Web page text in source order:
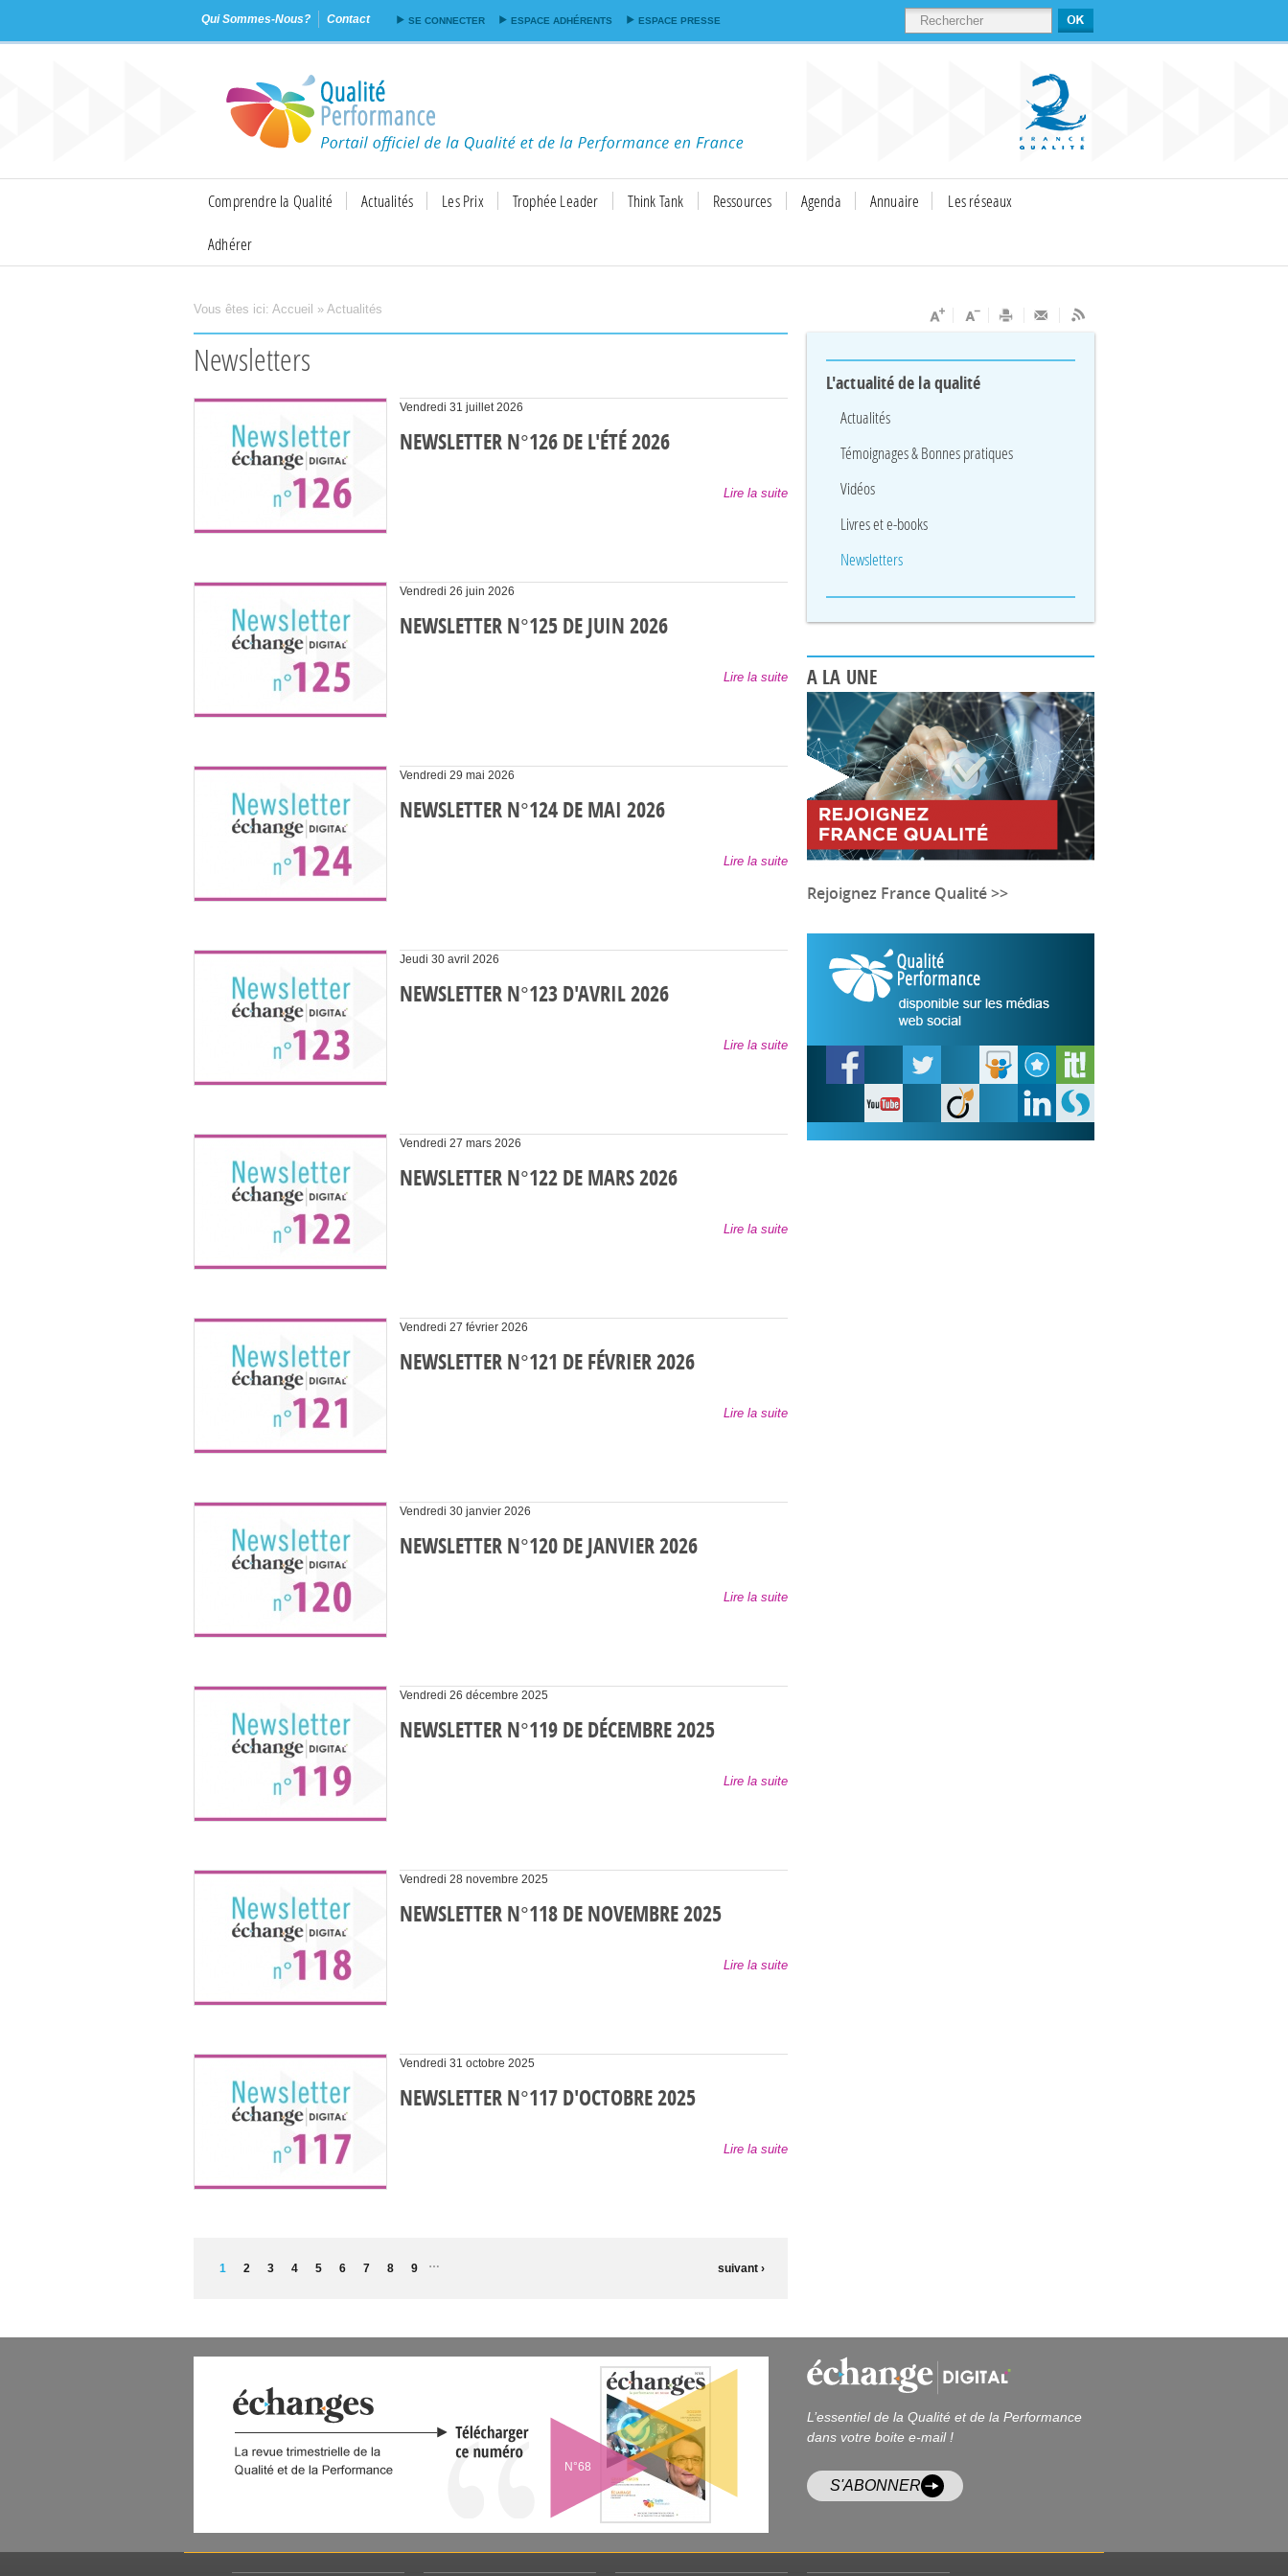
contenu
principal
Qui Sommes-Nous? Contact SE CONNECTER ESPACE ADHÉRENTS ESPACE PRESSE RECHERCHER
Comprendre la Qualité Actualités Les Prix Trophée Leader Think Tank Ressources Agenda Annuaire
Les réseaux
Adhérer
Vous êtes ici: Accueil » Actualités
Newsletters
Vendredi 31 juillet 2026
NEWSLETTER N°126 DE L'ÉTÉ 2026
Lire la suite
Vendredi 26 juin 2026
NEWSLETTER N°125 DE JUIN 2026
Lire la suite
Vendredi 29 mai 2026
NEWSLETTER N°124 DE MAI 2026
Lire la suite
Jeudi 30 avril 2026
NEWSLETTER N°123 D'AVRIL 2026
Lire la suite
Vendredi 27 mars 2026
NEWSLETTER N°122 DE MARS 2026
Lire la suite
Vendredi 27 février 2026
NEWSLETTER N°121 DE FÉVRIER 2026
Lire la suite
Vendredi 30 janvier 2026
NEWSLETTER N°120 DE JANVIER 2026
Lire la suite
Vendredi 26 décembre 2025
NEWSLETTER N°119 DE DÉCEMBRE 2025
Lire la suite
Vendredi 28 novembre 2025
NEWSLETTER N°118 DE NOVEMBRE 2025
Lire la suite
Vendredi 31 octobre 2025
NEWSLETTER N°117 D'OCTOBRE 2025
Lire la suite
PAGES
1 2 3 4 5 6 7 8 9 … suivant ›
L'actualité de la qualité
Actualités
Témoignages & Bonnes pratiques
Vidéos
Livres et e-books
Newsletters
A LA UNE
Rejoignez France Qualité >>
N°68
L’essentiel de la Qualité et de la Performance
dans votre boite e-mail !
S'ABONNER